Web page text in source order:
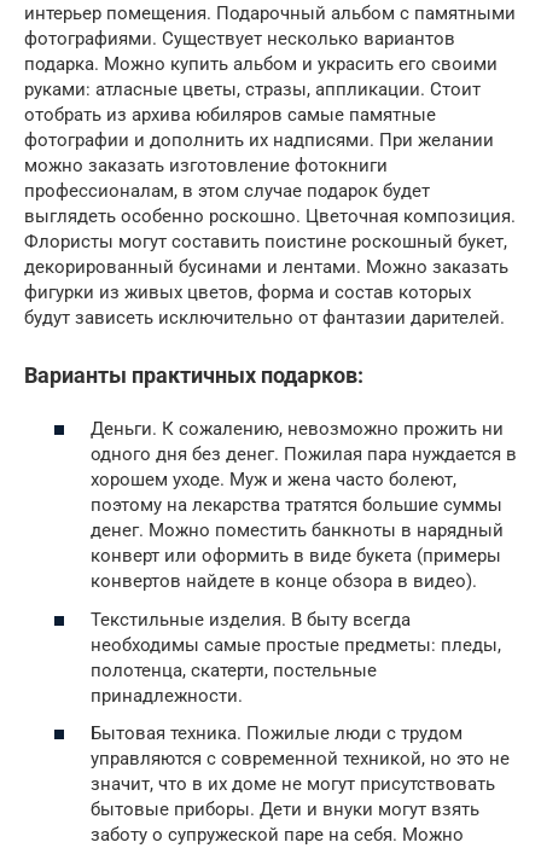
интерьер помещения. Подарочный альбом с памятными
фотографиями. Существует несколько вариантов
подарка. Можно купить альбом и украсить его своими
руками: атласные цветы, стразы, аппликации. Стоит
отобрать из архива юбиляров самые памятные
фотографии и дополнить их надписями. При желании
можно заказать изготовление фотокниги
профессионалам, в этом случае подарок будет
выглядеть особенно роскошно. Цветочная композиция.
Флористы могут составить поистине роскошный букет,
декорированный бусинами и лентами. Можно заказать
фигурки из живых цветов, форма и состав которых
будут зависеть исключительно от фантазии дарителей.
Варианты практичных подарков:
Деньги. К сожалению, невозможно прожить ни
одного дня без денег. Пожилая пара нуждается в
хорошем уходе. Муж и жена часто болеют,
поэтому на лекарства тратятся большие суммы
денег. Можно поместить банкноты в нарядный
конверт или оформить в виде букета (примеры
конвертов найдете в конце обзора в видео).
Текстильные изделия. В быту всегда
необходимы самые простые предметы: пледы,
полотенца, скатерти, постельные
принадлежности.
Бытовая техника. Пожилые люди с трудом
управляются с современной техникой, но это не
значит, что в их доме не могут присутствовать
бытовые приборы. Дети и внуки могут взять
заботу о супружеской паре на себя. Можно